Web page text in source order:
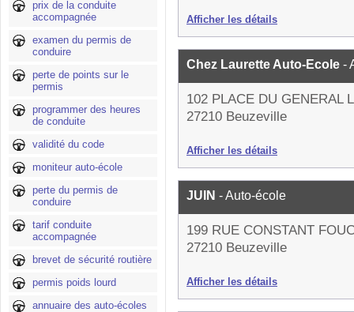
prix de la conduite
accompagnée
examen du permis de
conduire
perte de points sur le
permis
programmer des heures
de conduite
validité du code
moniteur auto-école
perte du permis de
conduire
tarif conduite
accompagnée
brevet de sécurité routière
permis poids lourd
annuaire des auto-écoles
Afficher les détails
Chez Laurette Auto-Ecole -
102 PLACE DU GENERAL
27210 Beuzeville
Afficher les détails
JUIN - Auto-école
199 RUE CONSTANT
27210 Beuzeville
Afficher les détails